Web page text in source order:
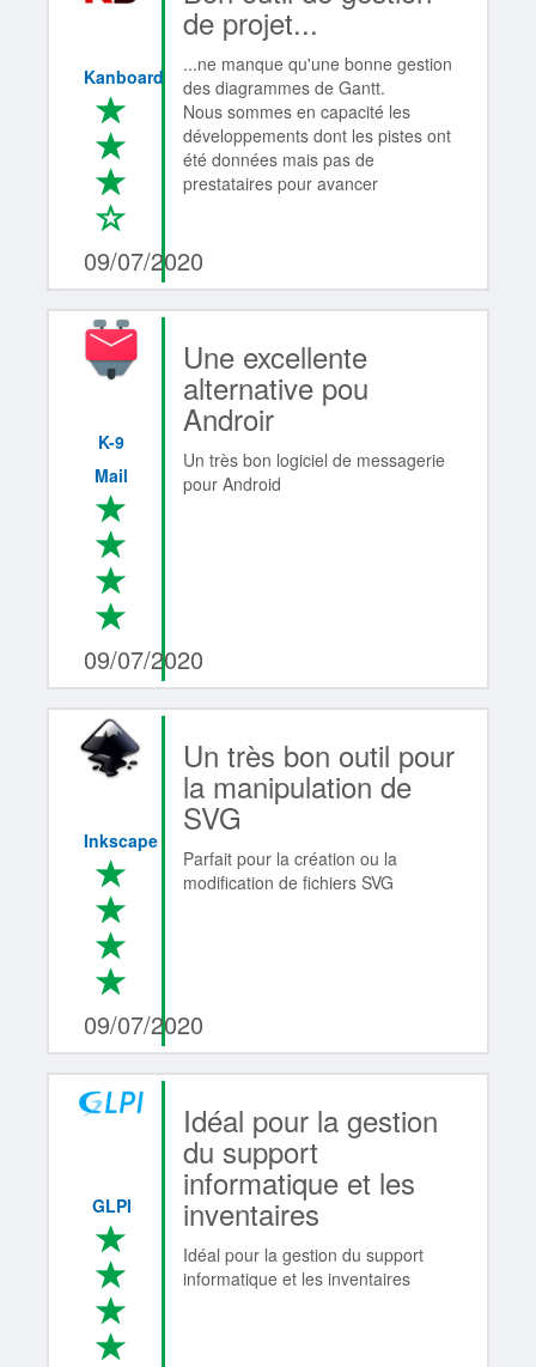
Kanboard
*
*
*
*
3/4
09/07/2020
de projet...
...ne manque qu'une bonne gestion
des diagrammes de Gantt.
Nous sommes en capacité les
développements dont les pistes ont
été données mais pas de
prestataires pour avancer
K-9
Mail
*
*
*
*
4/4
09/07/2020
Une excellente
alternative pou
Androir
Un très bon logiciel de messagerie
pour Android
Inkscape
*
*
*
*
4/4
09/07/2020
Un très bon outil pour
la manipulation de
SVG
Parfait pour la création ou la
modification de fichiers SVG
GLPI
*
*
*
*
4/4
Idéal pour la gestion
du support
informatique et les
inventaires
Idéal pour la gestion du support
informatique et les inventaires